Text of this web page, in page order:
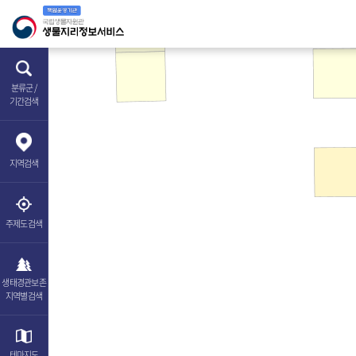
분류군 /
기간검색
지역검색
주제도검색
생태경관보존
지역별검색